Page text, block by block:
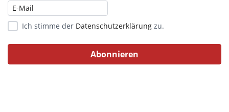
Ich stimme der Datenschutzerklärung zu.